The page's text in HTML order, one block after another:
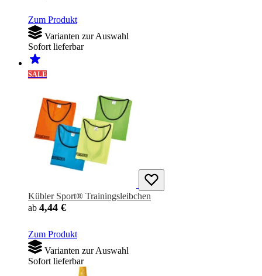
Zum Produkt
Varianten zur Auswahl
Sofort lieferbar
SALE
Kübler Sport® Trainingsleibchen
ab 4,44 €
Zum Produkt
Varianten zur Auswahl
Sofort lieferbar